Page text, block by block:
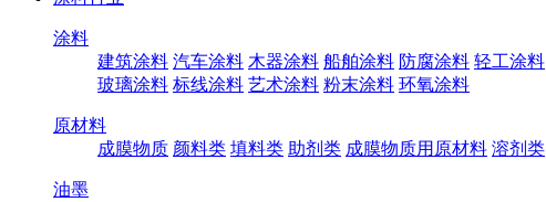
涂料
建筑涂料 汽车涂料 木器涂料 船舶涂料 防腐涂料 轻工涂料
玻璃涂料 标线涂料 艺术涂料 粉末涂料 环氧涂料
原材料
成膜物质 颜料类 填料类 助剂类 成膜物质用原材料 溶剂类
油墨